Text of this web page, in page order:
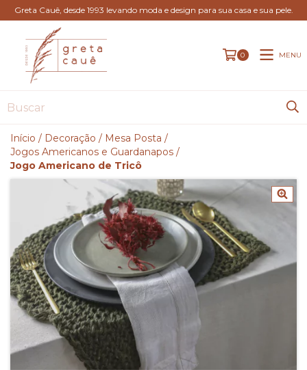
Greta Cauê, desde 1993 levando moda e design para sua casa e sua pele.
0 MENU
Início / Decoração / Mesa Posta /
Jogos Americanos e Guardanapos /
Jogo Americano de Tricô